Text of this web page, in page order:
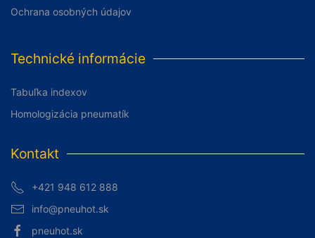
Ochrana osobných údajov
Technické informácie
Tabuľka indexov
Homologizácia pneumatík
Kontakt
+421 948 612 888
info@pneuhot.sk
pneuhot.sk